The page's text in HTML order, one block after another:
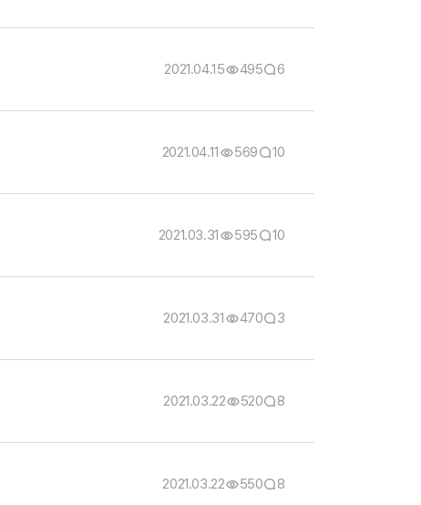
2021.04.15 495 6
2021.04.11 569 10
2021.03.31 595 10
2021.03.31 470 3
2021.03.22 520 8
2021.03.22 550 8